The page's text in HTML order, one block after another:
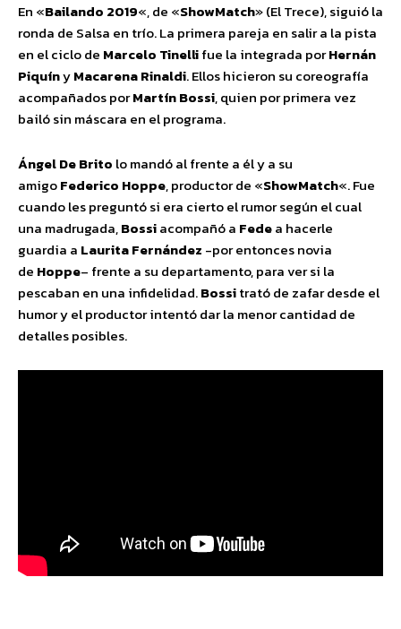
En «Bailando 2019«, de «ShowMatch» (El Trece), siguió la
ronda de Salsa en trío. La primera pareja en salir a la pista
en el ciclo de Marcelo Tinellifue la integrada porHernán
PiquínyMacarena Rinaldi. Ellos hicieron su coreografía
acompañados porMartín Bossi, quien por primera vez
bailó sin máscara en el programa.
Ángel De Brito lo mandó al frente a él y a su
amigoFederico Hoppe, productor de «ShowMatch«. Fue
cuando les preguntó si era cierto el rumor según el cual
una madrugada,Bossiacompañó a Fedea hacerle
guardia a Laurita Fernández -por entonces novia
de Hoppe– frente a su departamento, para ver si la
pescaban en una infidelidad.Bossitrató de zafar desde el
humor y el productor intentó dar la menor cantidad de
detalles posibles.